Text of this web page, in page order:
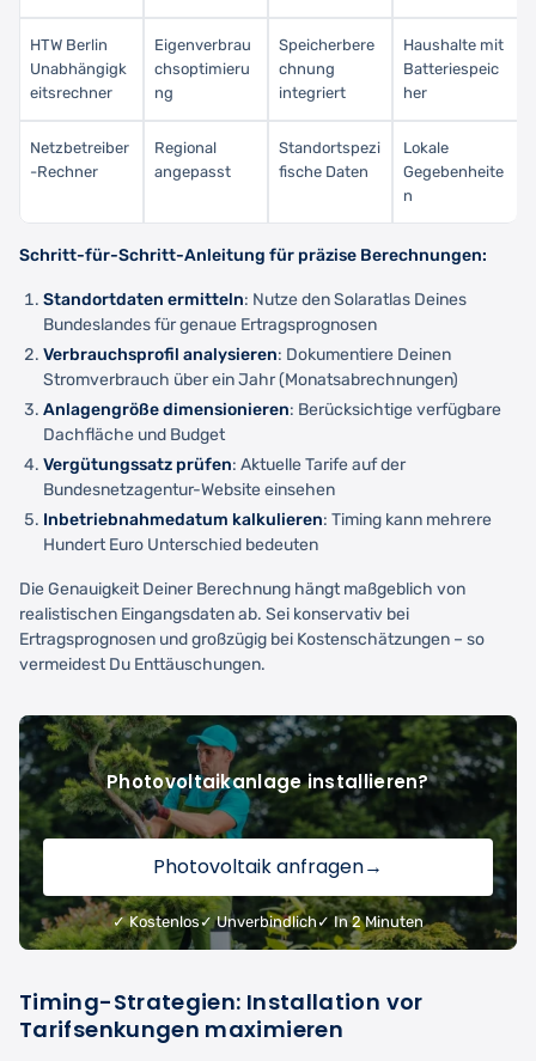
HTW Berlin
Unabhängigk
eitsrechner
Eigenverbrau
chsoptimieru
ng
Speicherbere
chnung
integriert
Haushalte mit
Batteriespeic
her
Netzbetreiber
-Rechner
Regional
angepasst
Standortspezi
fische Daten
Lokale
Gegebenheite
n
Schritt-für-Schritt-Anleitung für präzise Berechnungen:
Standortdaten ermitteln: Nutze den Solaratlas Deines
Bundeslandes für genaue Ertragsprognosen
Verbrauchsprofil analysieren: Dokumentiere Deinen
Stromverbrauch über ein Jahr (Monatsabrechnungen)
Anlagengröße dimensionieren: Berücksichtige verfügbare
Dachfläche und Budget
Vergütungssatz prüfen: Aktuelle Tarife auf der
Bundesnetzagentur-Website einsehen
Inbetriebnahmedatum kalkulieren: Timing kann mehrere
Hundert Euro Unterschied bedeuten
Die Genauigkeit Deiner Berechnung hängt maßgeblich von
realistischen Eingangsdaten ab. Sei konservativ bei
Ertragsprognosen und großzügig bei Kostenschätzungen – so
vermeidest Du Enttäuschungen.
Photovoltaikanlage installieren?
Photovoltaik anfragen→
✓ Kostenlos✓ Unverbindlich ✓ In 2 Minuten
Timing-Strategien: Installation vor
Tarifsenkungen maximieren